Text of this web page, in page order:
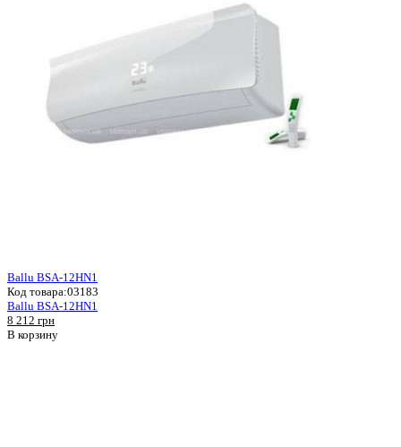
Ballu BSA-12HN1
Код товара:03183
Ballu BSA-12HN1
8 212 грн
В корзину